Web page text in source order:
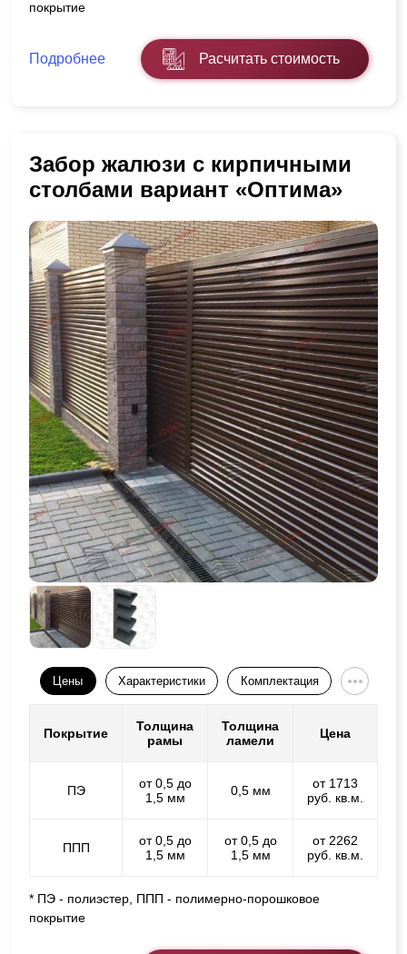
покрытие
Подробнее Расчитать стоимость
Забор жалюзи с кирпичными
столбами вариант «Оптима»
Цены Характеристики Комплектация
Покрытие
Толщина
рамы
Толщина
ламели
Цена
ПЭ
от 0,5 до
1,5 мм
0,5 мм
от 1713
руб. кв.м.
ППП
от 0,5 до
1,5 мм
от 0,5 до
1,5 мм
от 2262
руб. кв.м.
* ПЭ - полиэстер, ППП - полимерно-порошковое
покрытие